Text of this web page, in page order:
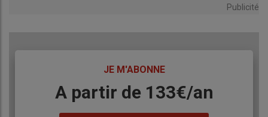
Publicité
JE M'ABONNE
BodyA partir de 133€/an